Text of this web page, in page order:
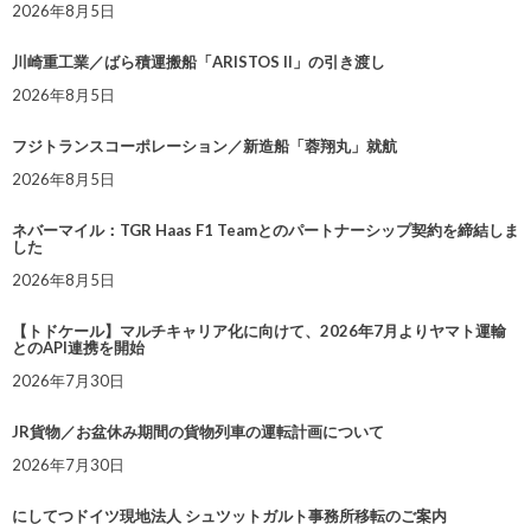
2026年8月5日
川崎重工業／ばら積運搬船「ARISTOS II」の引き渡し
2026年8月5日
フジトランスコーポレーション／新造船「蓉翔丸」就航
2026年8月5日
ネバーマイル：TGR Haas F1 Teamとのパートナーシップ契約を締結しま
した
2026年8月5日
【トドケール】マルチキャリア化に向けて、2026年7月よりヤマト運輸
とのAPI連携を開始
2026年7月30日
JR貨物／お盆休み期間の貨物列車の運転計画について
2026年7月30日
にしてつドイツ現地法人 シュツットガルト事務所移転のご案内